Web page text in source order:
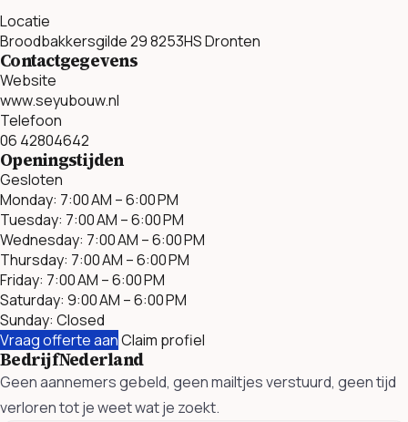
Locatie
Broodbakkersgilde 29 8253HS Dronten
Contactgegevens
Website
www.seyubouw.nl
Telefoon
06 42804642
Openingstijden
Gesloten
Monday: 7:00 AM – 6:00 PM
Tuesday: 7:00 AM – 6:00 PM
Wednesday: 7:00 AM – 6:00 PM
Thursday: 7:00 AM – 6:00 PM
Friday: 7:00 AM – 6:00 PM
Saturday: 9:00 AM – 6:00 PM
Sunday: Closed
Vraag offerte aanClaim profiel
BedrijfNederland
Geen aannemers gebeld, geen mailtjes verstuurd, geen tijd
verloren tot je weet wat je zoekt.